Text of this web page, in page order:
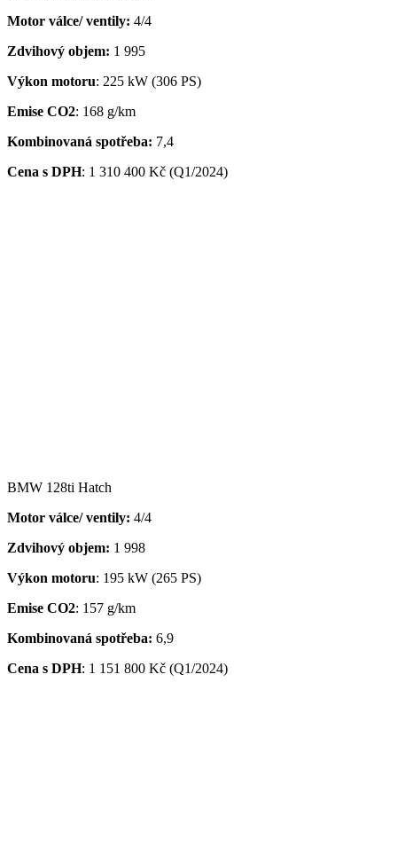
Motor válce/ ventily: 4/4
Zdvihový objem: 1 995
Výkon motoru: 225 kW (306 PS)
Emise CO2: 168 g/km
Kombinovaná spotřeba: 7,4
Cena s DPH: 1 310 400 Kč (Q1/2024)
BMW 128ti Hatch
Motor válce/ ventily: 4/4
Zdvihový objem: 1 998
Výkon motoru: 195 kW (265 PS)
Emise CO2: 157 g/km
Kombinovaná spotřeba: 6,9
Cena s DPH: 1 151 800 Kč (Q1/2024)